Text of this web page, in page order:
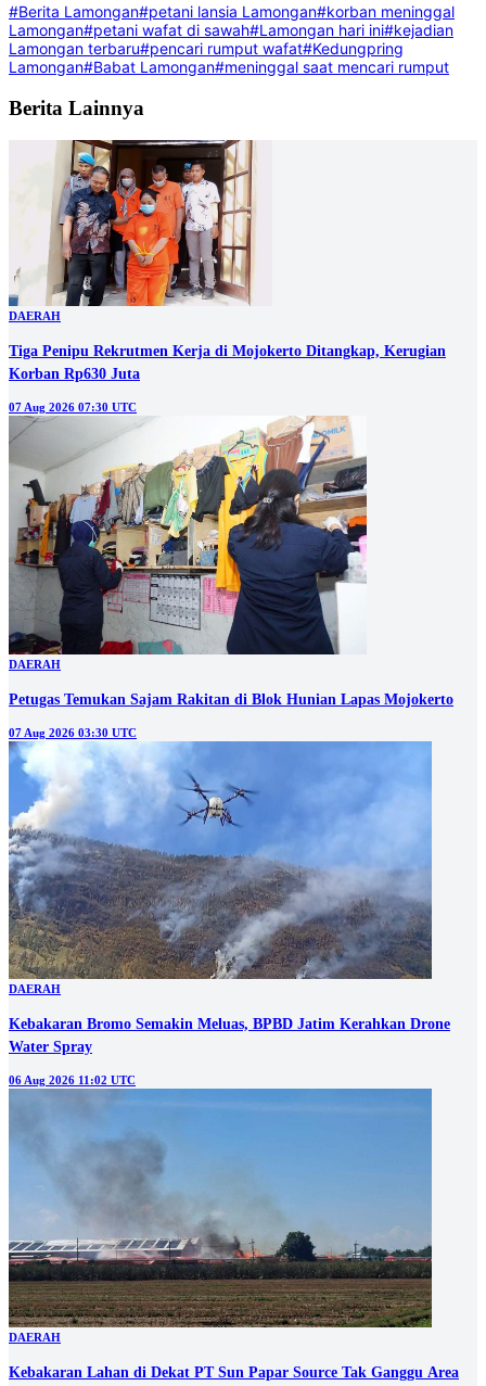
#Berita Lamongan#petani lansia Lamongan#korban meninggal
Lamongan#petani wafat di sawah#Lamongan hari ini#kejadian
Lamongan terbaru#pencari rumput wafat#Kedungpring
Lamongan#Babat Lamongan#meninggal saat mencari rumput
Berita Lainnya
DAERAH
Tiga Penipu Rekrutmen Kerja di Mojokerto Ditangkap, Kerugian
Korban Rp630 Juta
07 Aug 2026 07:30 UTC
DAERAH
Petugas Temukan Sajam Rakitan di Blok Hunian Lapas Mojokerto
07 Aug 2026 03:30 UTC
DAERAH
Kebakaran Bromo Semakin Meluas, BPBD Jatim Kerahkan Drone
Water Spray
06 Aug 2026 11:02 UTC
DAERAH
Kebakaran Lahan di Dekat PT Sun Papar Source Tak Ganggu Area